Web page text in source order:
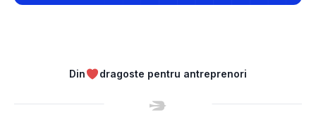
Din dragoste pentru antreprenori